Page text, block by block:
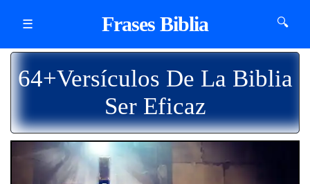
☰ Frases Biblia 🔍
64+Versículos De La Biblia
Ser Eficaz